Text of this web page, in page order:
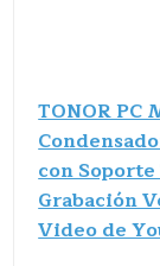
TONOR
con
Grabación
Video de